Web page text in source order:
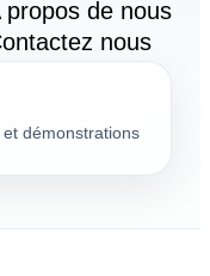
propos de nous
nous
démonstrations